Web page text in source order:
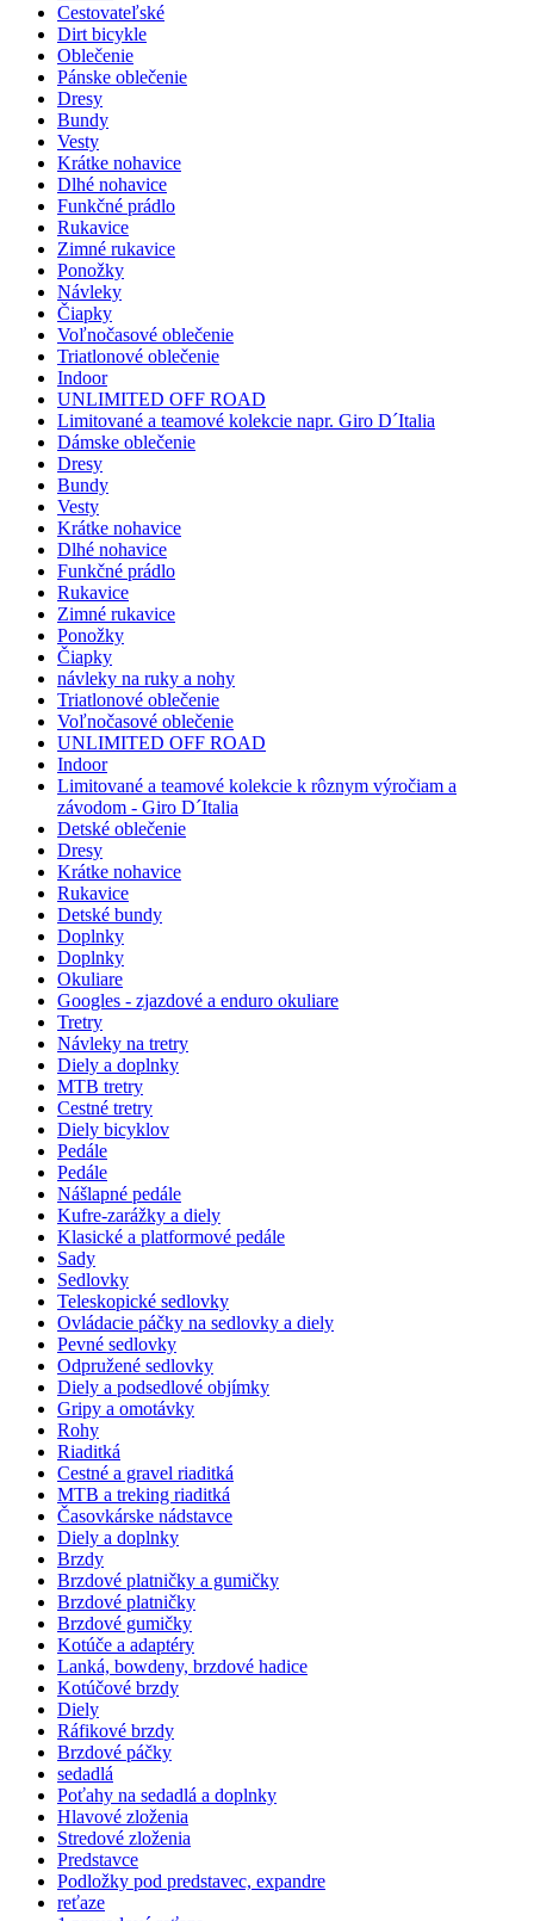
Cestovateľské
Dirt bicykle
Oblečenie
Pánske oblečenie
Dresy
Bundy
Vesty
Krátke nohavice
Dlhé nohavice
Funkčné prádlo
Rukavice
Zimné rukavice
Ponožky
Návleky
Čiapky
Voľnočasové oblečenie
Triatlonové oblečenie
Indoor
UNLIMITED OFF ROAD
Limitované a teamové kolekcie napr. Giro D´Italia
Dámske oblečenie
Dresy
Bundy
Vesty
Krátke nohavice
Dlhé nohavice
Funkčné prádlo
Rukavice
Zimné rukavice
Ponožky
Čiapky
návleky na ruky a nohy
Triatlonové oblečenie
Voľnočasové oblečenie
UNLIMITED OFF ROAD
Indoor
Limitované a teamové kolekcie k rôznym výročiam a
závodom - Giro D´Italia
Detské oblečenie
Dresy
Krátke nohavice
Rukavice
Detské bundy
Doplnky
Doplnky
Okuliare
Googles - zjazdové a enduro okuliare
Tretry
Návleky na tretry
Diely a doplnky
MTB tretry
Cestné tretry
Diely bicyklov
Pedále
Pedále
Nášlapné pedále
Kufre-zarážky a diely
Klasické a platformové pedále
Sady
Sedlovky
Teleskopické sedlovky
Ovládacie páčky na sedlovky a diely
Pevné sedlovky
Odpružené sedlovky
Diely a podsedlové objímky
Gripy a omotávky
Rohy
Riaditká
Cestné a gravel riaditká
MTB a treking riaditká
Časovkárske nádstavce
Diely a doplnky
Brzdy
Brzdové platničky a gumičky
Brzdové platničky
Brzdové gumičky
Kotúče a adaptéry
Lanká, bowdeny, brzdové hadice
Kotúčové brzdy
Diely
Ráfikové brzdy
Brzdové páčky
sedadlá
Poťahy na sedadlá a doplnky
Hlavové zloženia
Stredové zloženia
Predstavce
Podložky pod predstavec, expandre
reťaze